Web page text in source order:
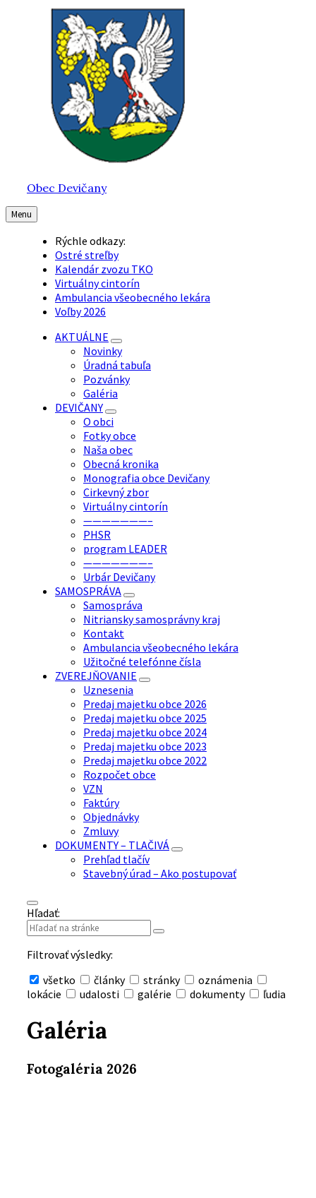
Obec Devičany
Menu
Rýchle odkazy:
Ostré streľby
Kalendár zvozu TKO
Virtuálny cintorín
Ambulancia všeobecného lekára
Voľby 2026
AKTUÁLNE
Novinky
Úradná tabuľa
Pozvánky
Galéria
DEVIČANY
O obci
Fotky obce
Naša obec
Obecná kronika
Monografia obce Devičany
Cirkevný zbor
Virtuálny cintorín
———————–
PHSR
program LEADER
———————–
Urbár Devičany
SAMOSPRÁVA
Samospráva
Nitriansky samosprávny kraj
Kontakt
Ambulancia všeobecného lekára
Užitočné telefónne čísla
ZVEREJŇOVANIE
Uznesenia
Predaj majetku obce 2026
Predaj majetku obce 2025
Predaj majetku obce 2024
Predaj majetku obce 2023
Predaj majetku obce 2022
Rozpočet obce
VZN
Faktúry
Objednávky
Zmluvy
DOKUMENTY – TLAČIVÁ
Prehľad tlačív
Stavebný úrad – Ako postupovať
Hľadať:
Filtrovať výsledky:
všetko
články stránky
oznámenia
lokácie
udalosti galérie dokumenty ľudia
vyhľadávanie
Galéria
Fotogaléria 2026